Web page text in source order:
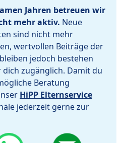
Jahren betreuen wir
mehr aktiv. Neue
sind nicht mehr
wertvollen Beiträge der
jedoch bestehen
zugänglich. Damit du
Beratung
HiPP Elternservice
jederzeit gerne zur